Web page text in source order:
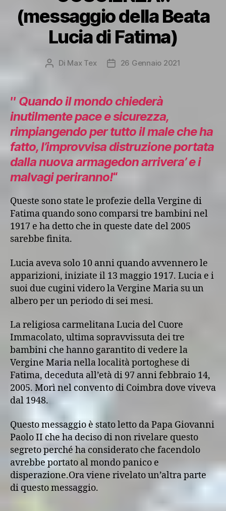
(messaggio della Beata
Lucia di Fatima)
Autore
Di Max Tex
Data26 Gennaio 2021
′′ Quando il mondo chiederà
inutilmente pace e sicurezza,
rimpiangendo per tutto il male che ha
fatto, l’improvvisa distruzione portata
dalla nuova armagedon arrivera’ e i
malvagi periranno!“
Queste sono state le profezie della Vergine di
Fatima quando sono comparsi tre bambini nel
1917 e ha detto che in queste date del 2005
sarebbe finita.
Lucia aveva solo 10 anni quando avvennero le
apparizioni, iniziate il 13 maggio 1917. Lucia e i
suoi due cugini videro la Vergine Maria su un
albero per un periodo di sei mesi.
La religiosa carmelitana Lucia del Cuore
Immacolato, ultima sopravvissuta dei tre
bambini che hanno garantito di vedere la
Vergine Maria nella località portoghese di
Fatima, deceduta all’età di 97 anni febbraio 14,
2005. Morì nel convento di Coimbra dove viveva
dal 1948.
Questo messaggio è stato letto da Papa Giovanni
Paolo II che ha deciso di non rivelare questo
segreto perché ha considerato che facendolo
avrebbe portato al mondo panico e
disperazione.Ora viene rivelato un’altra parte
di questo messaggio.